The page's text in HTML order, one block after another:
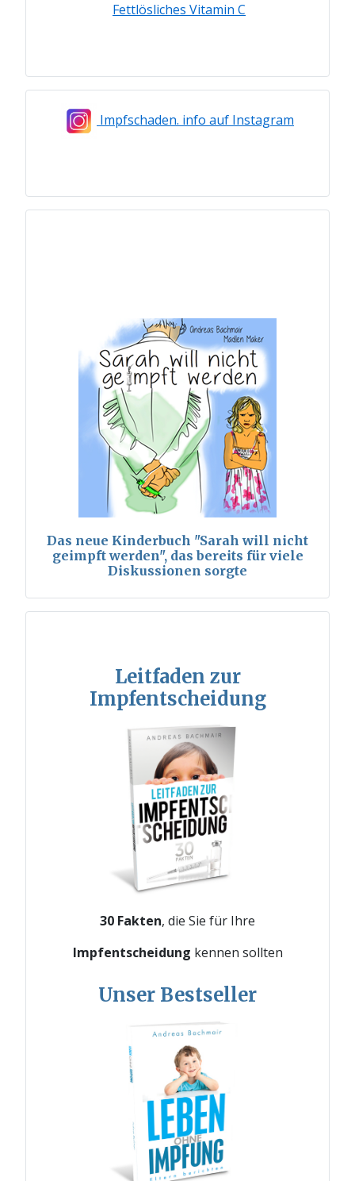
Fettlösliches Vitamin C
Impfschaden. info auf Instagram
Das neue Kinderbuch "Sarah will nicht
geimpft werden", das bereits für viele
Diskussionen sorgte
Leitfaden zur
Impfentscheidung
30 Fakten, die Sie für Ihre
Impfentscheidung kennen sollten
Unser Bestseller